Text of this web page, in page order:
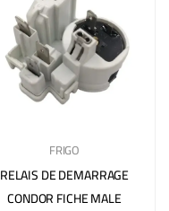
FRIGO
RELAIS DE DEMARRAGE
CONDOR FICHE MALE